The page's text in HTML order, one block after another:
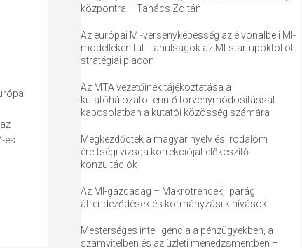
es
központra – Tanács Zoltán
Az európai MI-versenyképesség az élvonalbeli MI-
modelleken túl. Tanulságok az MI-startupoktól öt
stratégiai piacon
Az MTA vezetőinek tájékoztatása a
kutatóhálózatot érintő törvénymódosítással
kapcsolatban a kutatói közösség számára
Megkezdődtek a magyar nyelv és irodalom
érettségi vizsga korrekcióját előkészítő
konzultációk
Az MI-gazdaság – Makrotrendek, iparági
átrendeződések és kormányzási kihívások
Mesterséges intelligencia a pénzügyekben, a
számvitelben és az üzleti menedzsmentben –